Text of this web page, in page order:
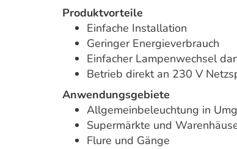
Produktvorteile
Einfache Installation
Geringer Energieverbrauch
Einfacher Lampenwechsel
Betrieb direkt an 230 V
Anwendungsgebiete
Allgemeinbeleuchtung in
Supermärkte und
Flure und Gänge